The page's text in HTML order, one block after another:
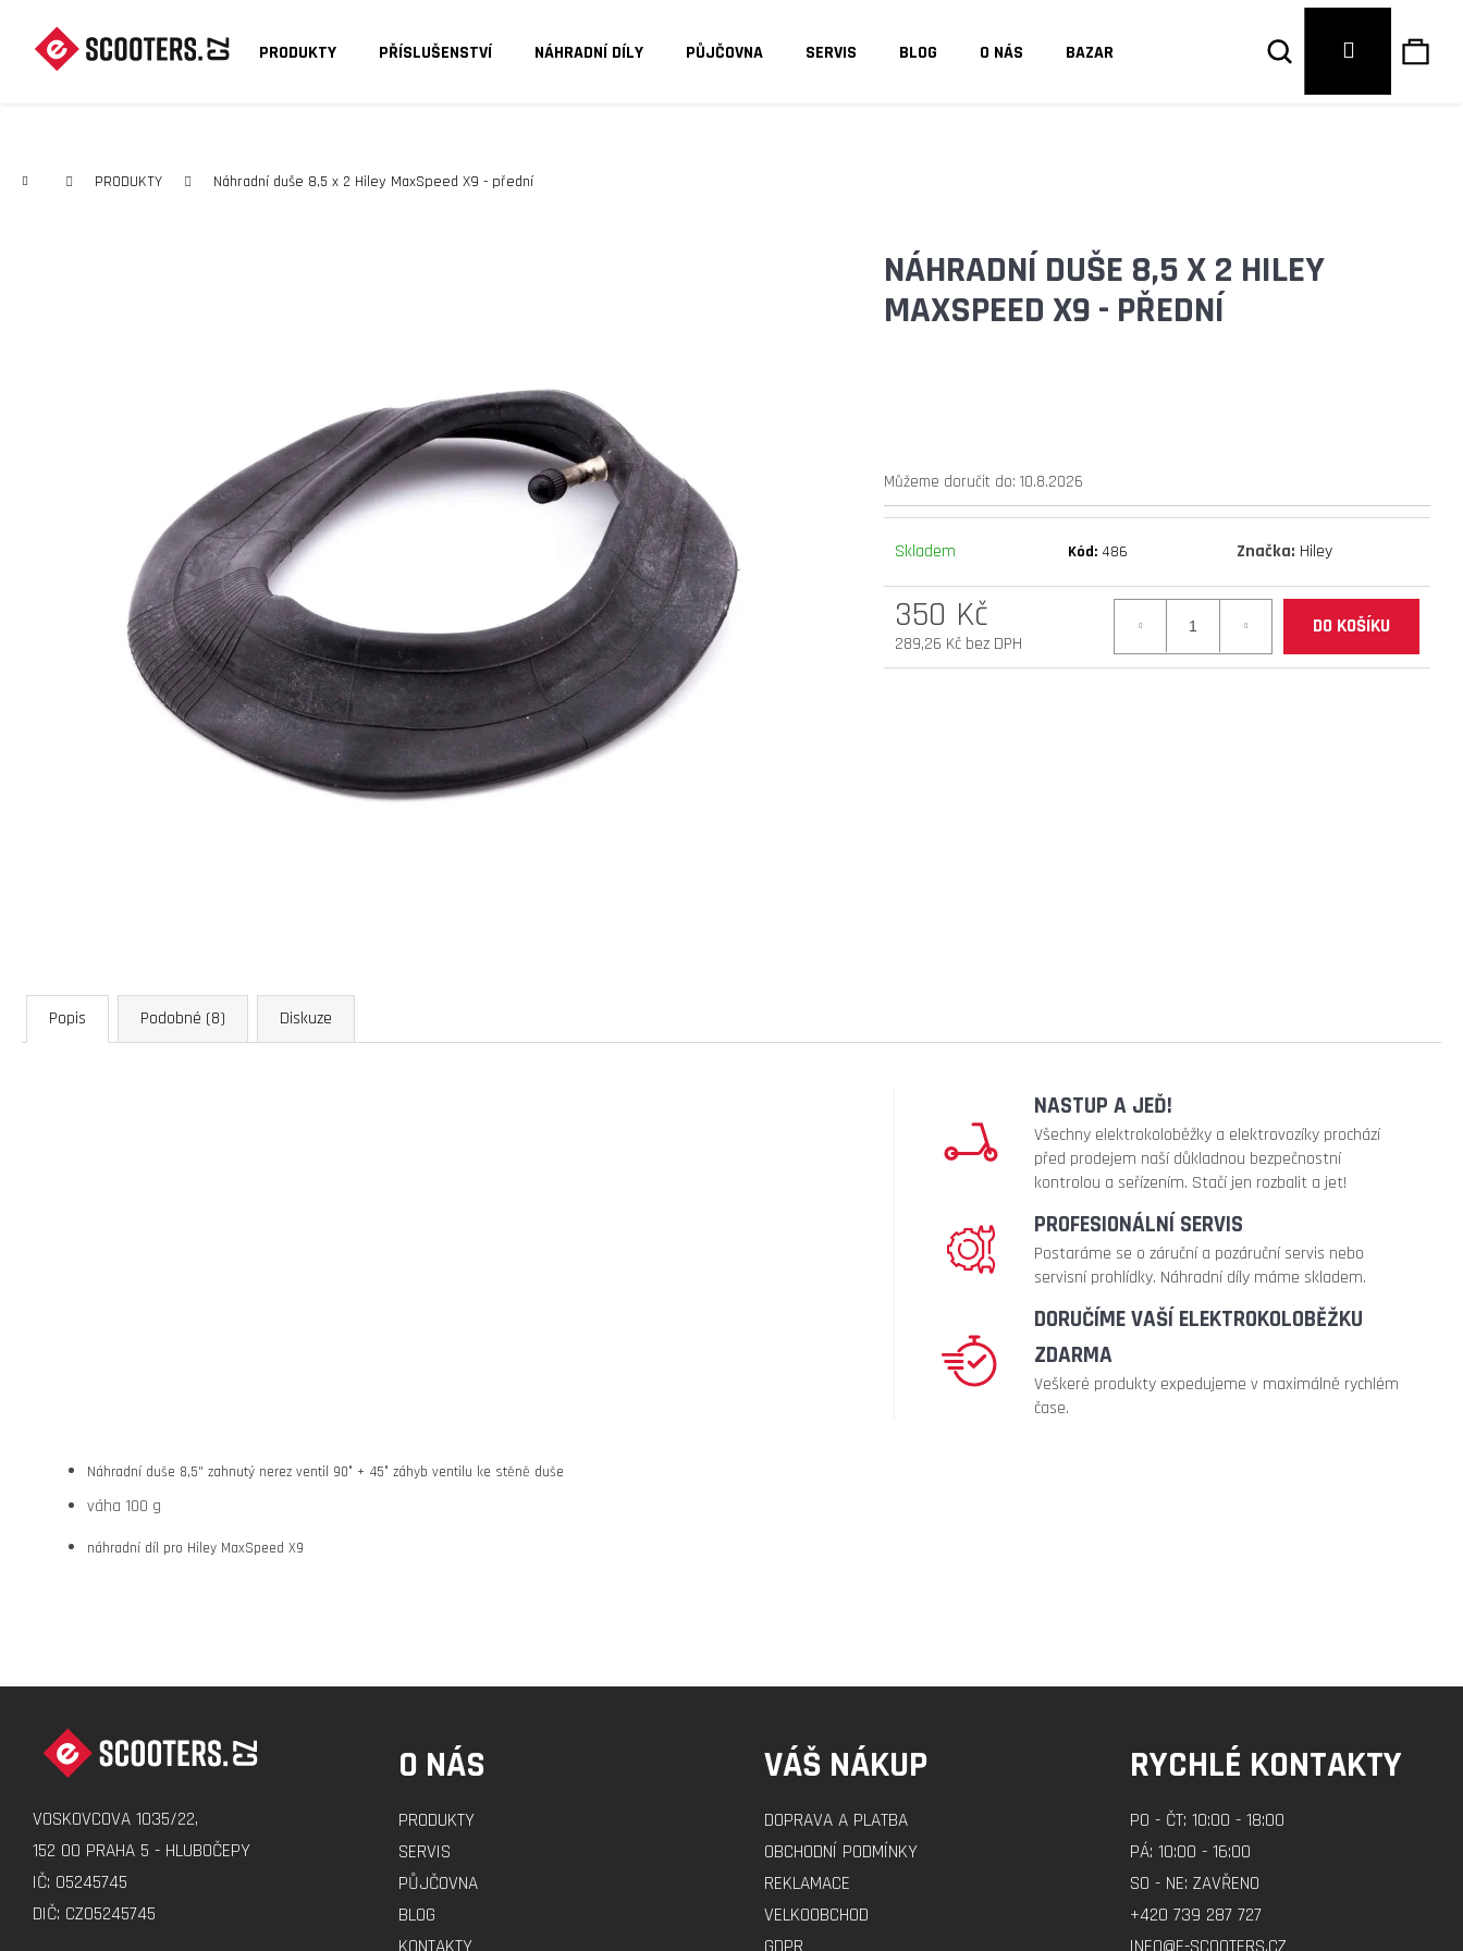
PRODUKTY PŘÍSLUŠENSTVÍ NÁHRADNÍ DÍLY PŮJČOVNA SERVIS BLOG O NÁS BAZAR Hledat Přihlášení
Domů PRODUKTY Náhradní duše 8,5 x 2 Hiley MaxSpeed X9 - přední
NÁHRADNÍ DUŠE 8,5 X 2 HILEY
MAXSPEED X9 - PŘEDNÍ
Můžeme doručit do: 10.8.2026
Skladem Kód: 486 Značka: Hiley
350 Kč
289,26 Kč bez DPH
Měrná
DO KOŠÍKU
Popis Podobné (8) Diskuze
NASTUP A JEĎ!
Všechny elektrokoloběžky a elektrovozíky prochází
před prodejem naší důkladnou bezpečnostní
kontrolou a seřízením. Stačí jen rozbalit a jet!
PROFESIONÁLNÍ SERVIS
Postaráme se o záruční a pozáruční servis nebo
servisní prohlídky. Náhradní díly máme skladem.
DORUČÍME VAŠÍ ELEKTROKOLOBĚŽKU
ZDARMA
Veškeré produkty expedujeme v maximálně rychlém
čase.
Náhradní duše 8,5" zahnutý nerez ventil 90° + 45° záhyb ventilu ke stěně duše
váha 100 g
náhradní díl pro Hiley MaxSpeed X9
Zpět
Zpět
elektrokoloběžka inokim ox super 23ah lg
43 990 Kč
Původně:47 990 Kč
elektrokoloběžka inokim oxo super 60v
54 900 Kč
58 990 Kč
elektrokoloběžka mantis 10 eco 800 facelift
v.2 cz edition
33 990 Kč
VOSKOVCOVA 1035/22,
152 00 PRAHA 5 - HLUBOČEPY
IČ: 05245745
DIČ: CZ05245745
O NÁS
PRODUKTY
SERVIS
PŮJČOVNA
BLOG
VÁŠ NÁKUP
DOPRAVA A PLATBA
OBCHODNÍ PODMÍNKY
REKLAMACE
VELKOOBCHOD
RYCHLÉ KONTAKTY
PO - ČT: 10:00 - 18:00
PÁ: 10:00 - 16:00
SO - NE: ZAVŘENO
+420 739 287 727